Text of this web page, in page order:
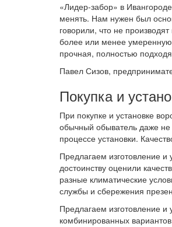
«Лидер-забор» в
менять. Нам нужен был
говорили, что не
более или менее умеренную
прочная, полностью
Павел Сизов,
Покупка и
При покупке и установке
обычный обыватель даже не
процессе установки.
Предлагаем изготовление
достоинству оценили
разные климатические
службы и сбережения
Предлагаем изготовление
комбинированных